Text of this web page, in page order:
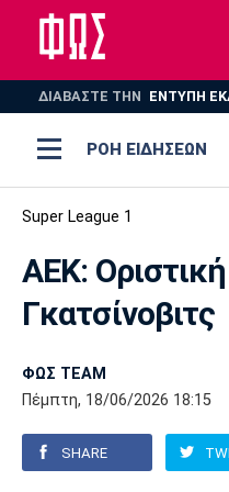
ΔΙΑΒΑΣΤΕ THN ΕΝΤΥΠΗ
ΡΟΗ ΕΙΔΗΣΕΩΝ
ΠΟΔΟΣΦΑΙΡΟ
ΒΟΛΕΪ
AUTO-MOTO
Ποδόσφαιρο
Super League 1
Super League 2
Γ Εθνική
Ελλάδα
Μπάσκετ
Ελλάδα
Εθνική
EuroLeague
Ολυμπιακοί Αγώνες
Βόλεϊ
Πόλο
Ολυμπιακός
Παναθηναϊκός
Super League 1
ΑΕΚ:
Γκατσίνοβιτς
ΦΩΣ TEAM
Πέμπτη, 18/06/2026 18:15
SHARE